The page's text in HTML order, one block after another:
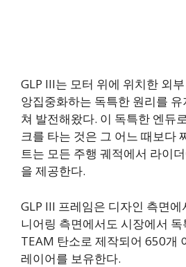
GLP III는 모터 위에 위치한 외
앙집중화하는 독특한 원리를
쳐 발전해왔다. 이 독특한 엔듀
크를 타는 것은 그 어느 때보다
트는 모든 주행 궤적에서 라이
을 제공한다.
GLP III 프레임은 디자인 측면
니어링 측면에서도 시장에서 독
TEAM 탄소로 제작되어 650개
레이어를 보유한다.